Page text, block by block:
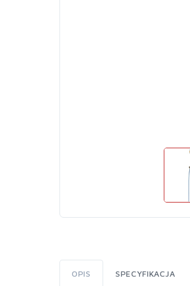
OPIS SPECYFIKACJA